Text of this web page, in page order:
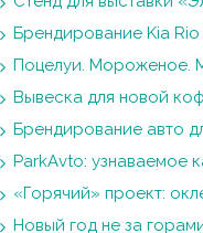
Брендирование Kia
Поцелуи. Мороженое.
Вывеска для новой
Брендирование авто
ParkAvto: узнаваемое
«Горячий» проект:
Новый год не за